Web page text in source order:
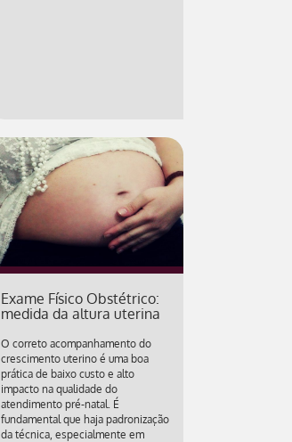
Exame Físico Obstétrico:
medida da altura uterina
O correto acompanhamento do
crescimento uterino é uma boa
prática de baixo custo e alto
impacto na qualidade do
atendimento pré-natal. É
fundamental que haja padronização
da técnica, especialmente em